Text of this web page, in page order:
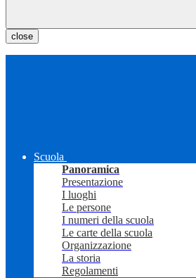
close
Scuola
Panoramica
Presentazione
I luoghi
Le persone
I numeri della scuola
Le carte della scuola
Organizzazione
La storia
Regolamenti